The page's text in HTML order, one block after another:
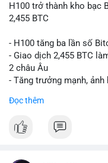
H100 trở thành kho bạc
2,455 BTC
- H100 tăng ba lần số
- Giao dịch 2,455 BTC
2 châu Âu
- Tăng trưởng mạnh,
#binancesquare
$btc
Đọc thêm